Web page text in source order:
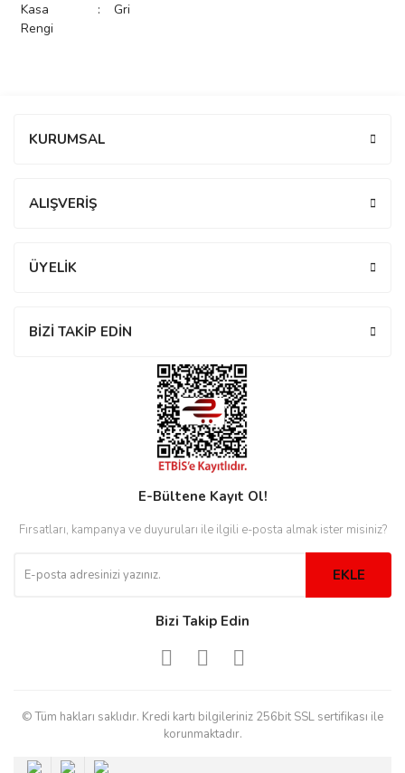
Kasa
Rengi
: Gri
KURUMSAL
ALIŞVERİŞ
ÜYELİK
BİZİ TAKİP EDİN
E-Bültene Kayıt Ol!
Fırsatları, kampanya ve duyuruları ile ilgili e-posta almak ister misiniz?
EKLE
Bizi Takip Edin
© Tüm hakları saklıdır. Kredi kartı bilgileriniz 256bit SSL sertifikası ile
korunmaktadır.